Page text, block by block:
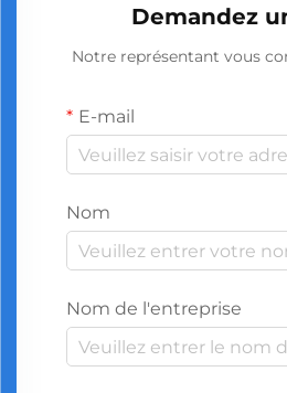
Demandez
Notre représentant vous
E-mail
Nom
Nom de l'entreprise